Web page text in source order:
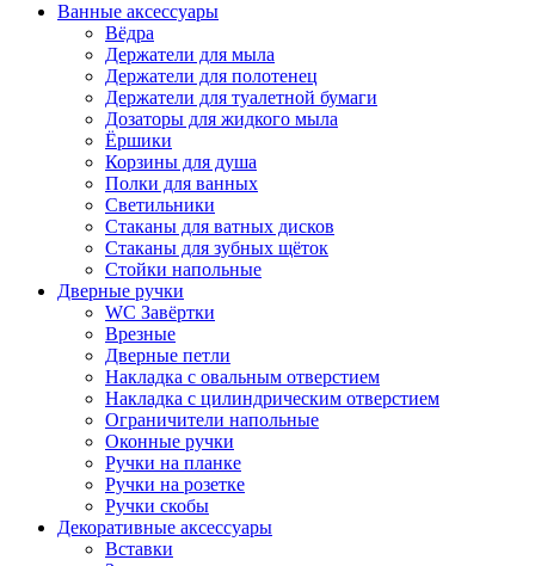
Ванные аксессуары
Вёдра
Держатели для мыла
Держатели для полотенец
Держатели для туалетной бумаги
Дозаторы для жидкого мыла
Ёршики
Корзины для душа
Полки для ванных
Светильники
Стаканы для ватных дисков
Стаканы для зубных щёток
Стойки напольные
Дверные ручки
WC Завёртки
Врезные
Дверные петли
Накладка с овальным отверстием
Накладка с цилиндрическим отверстием
Ограничители напольные
Оконные ручки
Ручки на планке
Ручки на розетке
Ручки скобы
Декоративные аксессуары
Вставки